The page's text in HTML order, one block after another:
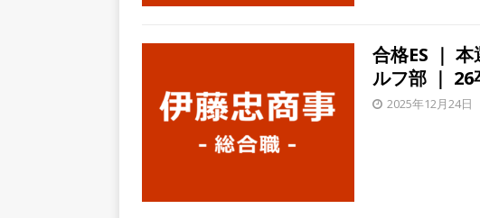
ビス機関 ｜ BtoBtoCの代理店営業 ｜ 20
日以上 ｜ ジブラルタ生命
体育会積極採
[ 2026年5月14日 ]
【 28卒 】世界トップ
日129日・土日祝完全休み ｜ 売上高1,138
[ 2026年5月14日 ]
合格ES ｜
ルフ部 ｜ 26
2025年12月24日